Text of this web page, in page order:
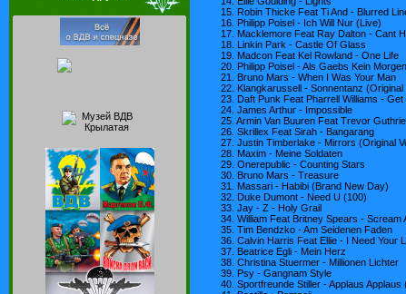
15. Robin Thicke Feat Ti And - Blurred
16. Philipp Poisel - Ich Will Nur (Live)
17. Macklemore Feat Ray Dalton - Cant
18. Linkin Park - Castle Of Glass
19. Madcon Feat Kel Rowland - One Life
20. Philipp Poisel - Als Gaebs Kein
21. Bruno Mars - When I Was Your Man
22. Klangkarussell - Sonnentanz (Original
23. Daft Punk Feat Pharrell Williams -
24. James Arthur - Impossible
25. Armin Van Buuren Feat Trevor
26. Skrillex Feat Sirah - Bangarang
27. Justin Timberlake - Mirrors (Original
28. Maxim - Meine Soldaten
29. Onerepublic - Counting Stars
30. Bruno Mars - Treasure
31. Massari - Habibi (Brand New Day)
32. Duke Dumont - Need U (100)
33. Jay - Z - Holy Grail
34. William Feat Britney Spears - Scream
35. Tim Bendzko - Am Seidenen Faden
36. Calvin Harris Feat Ellie - I Need Your
37. Beatrice Egli - Mein Herz
38. Christina Stuermer - Millionen Lichter
39. Psy - Gangnam Style
40. Sportfreunde Stiller - Applaus Applaus